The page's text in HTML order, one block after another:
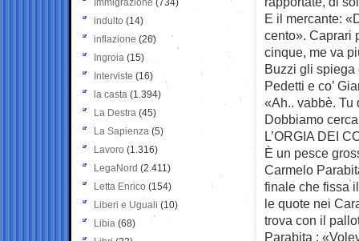
E il mercante:
cento». Caprari
cinque, me va
Buzzi gli spiega
Pedetti e co’
«Ah.. vabbè. Tu
Dobbiamo
L’ORGIA DEI
È un pesce
Carmelo
finale che fissa
le quote nei
trova con il
Parabita :
Immigrazione (734)
indulto (14)
inflazione (26)
Ingroia (15)
Interviste (16)
la casta (1.394)
La Destra (45)
La Sapienza (5)
Lavoro (1.316)
LegaNord (2.411)
Letta Enrico (154)
Liberi e Uguali (10)
Libia (68)